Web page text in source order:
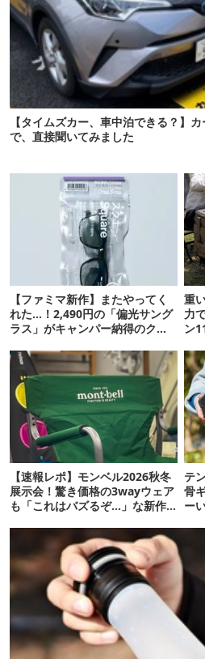
【タイムズカー、車中泊できる？】
で、直接聞いてみました
【ファミマ新作】またやってく
れた…！2,490円の「偏光サング
ラス」がキャンパー納得のクオ
重
力
ン
【速報レポ】モンベル2026秋冬
展示会！驚き価格の3wayウェア
も「これはバズるぞ…」な新作
テ
骨
ー